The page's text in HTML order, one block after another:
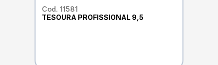
Cod. 11581
TESOURA PROFISSIONAL 9,5